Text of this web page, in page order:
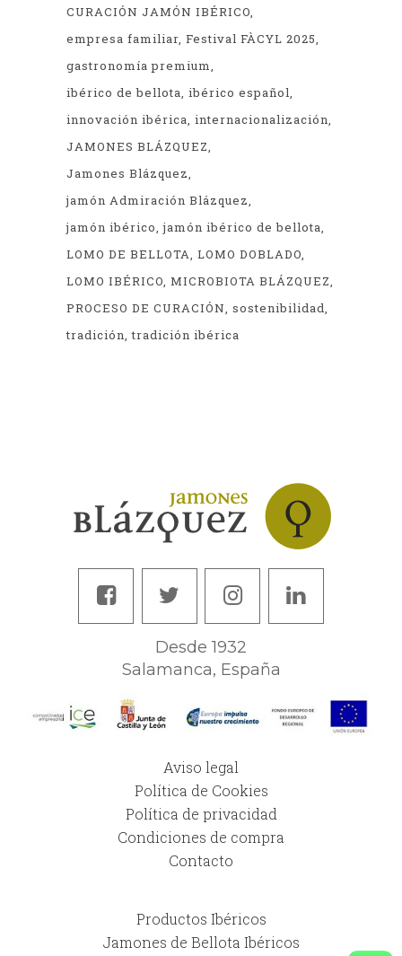
CURACIÓN JAMÓN IBÉRICO
empresa familiar Festival FÀCYL 2025
gastronomía premium
ibérico de bellota ibérico español
innovación ibérica internacionalización
JAMONES BLÁZQUEZ
Jamones Blázquez
jamón Admiración Blázquez
jamón ibérico jamón ibérico de bellota
LOMO DE BELLOTA LOMO DOBLADO
LOMO IBÉRICO MICROBIOTA BLÁZQUEZ
PROCESO DE CURACIÓN sostenibilidad
tradición tradición ibérica
Desde 1932
Salamanca, España
Aviso legal
Política de Cookies
Política de privacidad
Condiciones de compra
Contacto
Productos Ibéricos
Jamones de Bellota Ibéricos